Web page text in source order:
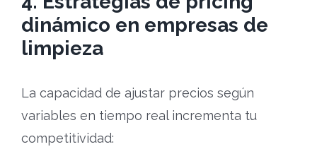
dinámico en empresas de
limpieza
La capacidad de ajustar precios según
variables en tiempo real incrementa tu
competitividad: